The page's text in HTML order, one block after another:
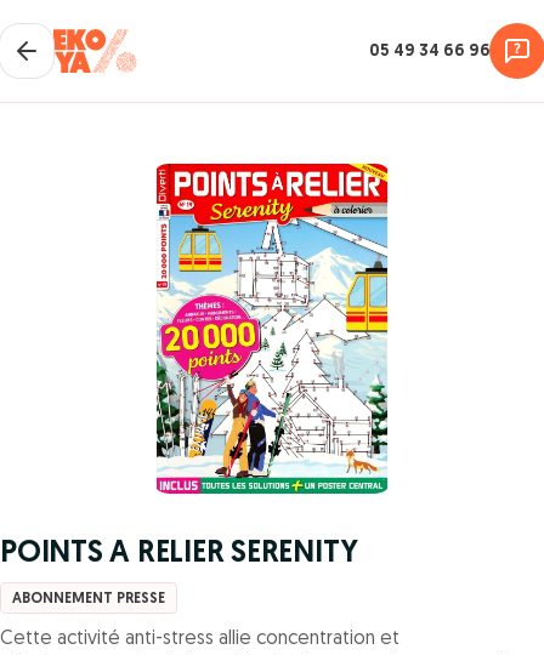
05 49 34 66 96
POINTS A RELIER SERENITY
ABONNEMENT PRESSE
Cette activité anti-stress allie concentration et